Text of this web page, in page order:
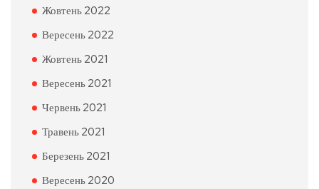
Жовтень 2022
Вересень 2022
Жовтень 2021
Вересень 2021
Червень 2021
Травень 2021
Березень 2021
Вересень 2020